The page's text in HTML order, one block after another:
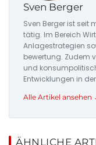
Sven Berger
Sven Berger ist seit
tätig. Im Bereich
Anlagestrategien
bewertung. Zudem
und
Entwicklungen in
Alle Artikel ansehen
ÄHNLICHE